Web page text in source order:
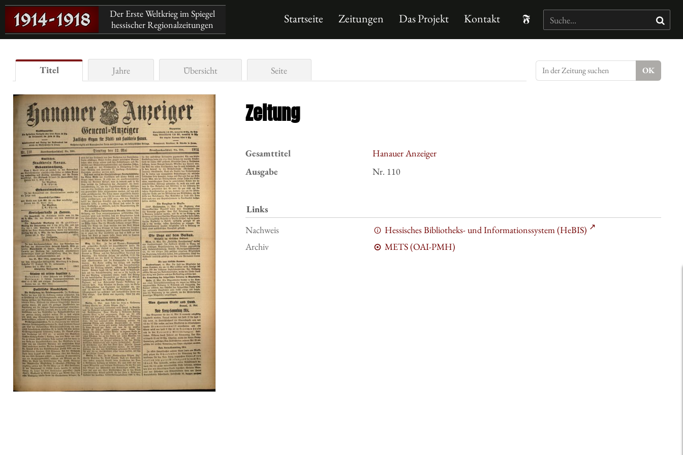
Der Erste Weltkrieg im Spiegel
hessischer Regionalzeitungen
Startseite Zeitungen Das Projekt Kontakt
Titel Jahre Übersicht Seite
Zeitung
Gesamttitel
Hanauer Anzeiger
Ausgabe
Nr. 110
Links
Nachweis
Hessisches Bibliotheks- und Informationssystem (HeBIS)
Archiv
METS (OAI-PMH)